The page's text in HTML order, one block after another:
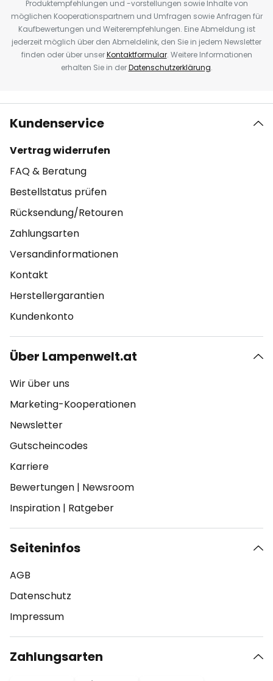
Produktempfehlungen und -vorstellungen sowie Inhalte von
möglichen Kooperationspartnern und Umfragen sowie Anfragen für
Kaufbewertungen und Weiterempfehlungen. Eine Abmeldung ist
jederzeit möglich über den Abmeldelink, den Sie in jedem Newsletter
finden oder über unserKontaktformular. Weitere Informationen
erhalten Sie in derDatenschutzerklärung.
Kundenservice
Vertrag widerrufen
FAQ & Beratung
Bestellstatus prüfen
Rücksendung/Retouren
Zahlungsarten
Versandinformationen
Kontakt
Herstellergarantien
Kundenkonto
Über Lampenwelt.at
Wir über uns
Marketing-Kooperationen
Newsletter
Gutscheincodes
Karriere
Bewertungen | Newsroom
Inspiration | Ratgeber
Seiteninfos
AGB
Datenschutz
Impressum
Zahlungsarten